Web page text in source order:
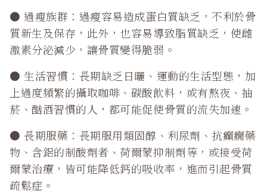
● 過瘦族群：過瘦容易造成蛋白質缺乏，不利於骨
質新生及保存，此外，也容易導致脂質缺乏，使雌
激素分泌減少，讓骨質變得脆弱。
● 生活習慣：長期缺乏日曬、運動的生活型態，加
上過度頻繁的攝取咖啡、碳酸飲料，或有熬夜、抽
菸、酗酒習慣的人，都可能促使骨質的流失加速。
● 長期服藥：長期服用類固醇、利尿劑、抗癲癇藥
物、含鋁的制酸劑者、荷爾蒙抑制劑等，或接受荷
爾蒙治療，皆可能降低鈣的吸收率，進而引起骨質
疏鬆症。